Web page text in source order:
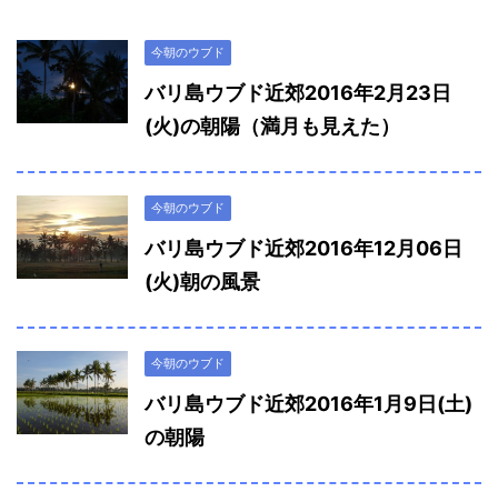
今朝のウブド
バリ島ウブド近郊2016年2月23日
(火)の朝陽（満月も見えた）
今朝のウブド
バリ島ウブド近郊2016年12月06日
(火)朝の風景
今朝のウブド
バリ島ウブド近郊2016年1月9日(土)
の朝陽